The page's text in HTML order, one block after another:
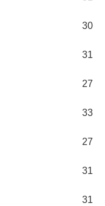
30
31
27
33
27
31
31